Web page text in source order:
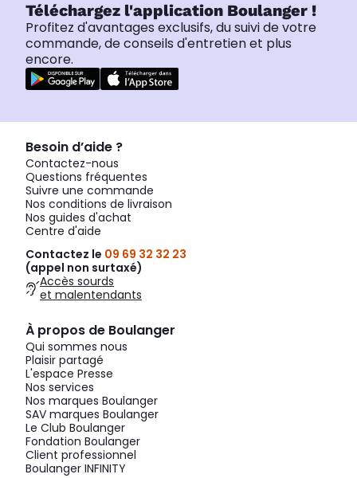
Téléchargez l'application Boulanger !
Profitez d'avantages exclusifs, du suivi de votre
commande, de conseils d'entretien et plus
encore.
Besoin d’aide ?
Contactez-nous
Questions fréquentes
Suivre une commande
Nos conditions de livraison
Nos guides d'achat
Centre d'aide
Contactez le 09 69 32 32 23
(appel non surtaxé)
Accès sourds
et malentendants
À propos de Boulanger
Qui sommes nous
Plaisir partagé
L'espace Presse
Nos services
Nos marques Boulanger
SAV marques Boulanger
Le Club Boulanger
Fondation Boulanger
Client professionnel
Boulanger INFINITY